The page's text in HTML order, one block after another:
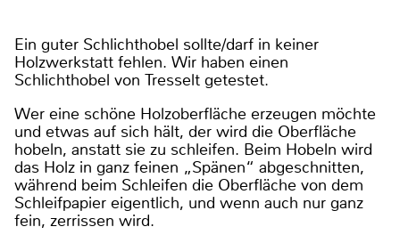
Ein guter Schlichthobel sollte/darf in keiner
Holzwerkstatt fehlen. Wir haben einen
Schlichthobel von Tresselt getestet.
Wer eine schöne Holzoberfläche erzeugen möchte
und etwas auf sich hält, der wird die Oberfläche
hobeln, anstatt sie zu schleifen. Beim Hobeln wird
das Holz in ganz feinen „Spänen“ abgeschnitten,
während beim Schleifen die Oberfläche von dem
Schleifpapier eigentlich, und wenn auch nur ganz
fein, zerrissen wird.